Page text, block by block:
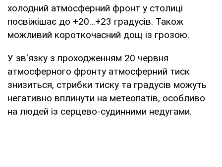
холодний атмосферний фронт у столиці
посвіжішає до +20…+23 градусів. Також
можливий короткочасний дощ із грозою.
У зв'язку з проходженням 20 червня
атмосферного фронту атмосферний тиск
знизиться, стрибки тиску та градусів можуть
негативно вплинути на метеопатів, особливо
на людей із серцево-судинними недугами.